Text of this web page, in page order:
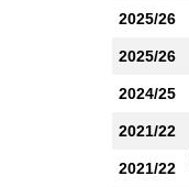
2025/26
2025/26
2024/25
2021/22
2021/22